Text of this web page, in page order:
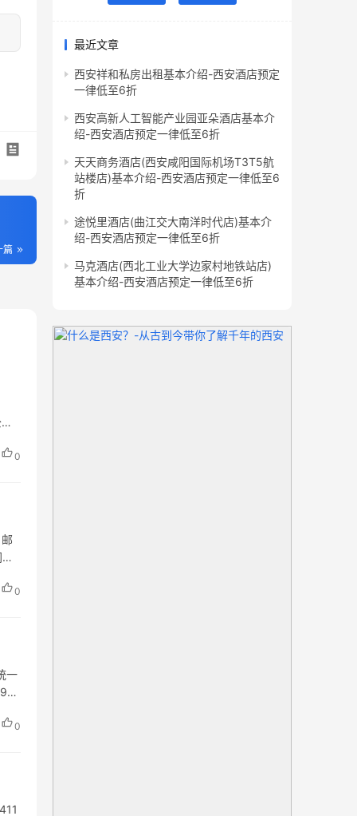
篇
3
0
0
一
号
0
最近文章
西安祥和私房出租基本介绍-西安酒店预定
一律低至6折
西安高新人工智能产业园亚朵酒店基本介
绍-西安酒店预定一律低至6折
天天商务酒店(西安咸阳国际机场T3T5航
站楼店)基本介绍-西安酒店预定一律低至6
折
途悦里酒店(曲江交大南洋时代店)基本介
绍-西安酒店预定一律低至6折
马克酒店(西北工业大学边家村地铁站店)
基本介绍-西安酒店预定一律低至6折